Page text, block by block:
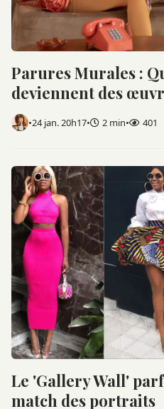
Parures Murales :
deviennent des
•24 jan. 20h17• 2 min• 401
Le 'Gallery Wall'
match des portraits